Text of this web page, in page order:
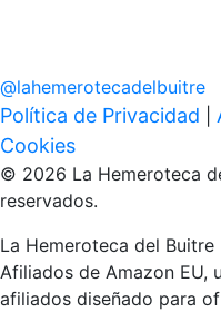
@lahemerotecadelbuitre
Política de Privacidad
Cookies
© 2026 La Hemeroteca
reservados.
La Hemeroteca del
Afiliados de Amazon EU,
afiliados diseñado para